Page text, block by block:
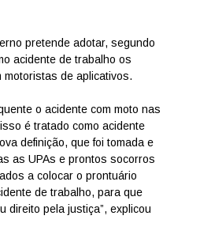
pretende adotar, segundo
acidente de trabalho os
de aplicativos.
o acidente com moto nas
é tratado como acidente
definição, que foi tomada e
as UPAs e prontos socorros
a colocar o prontuário
de trabalho, para que
direito pela justiça”, explicou